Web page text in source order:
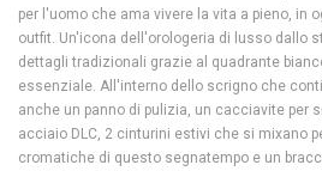
per l'uomo che ama vivere la vita a pieno, in
outfit. Un'icona dell'orologeria di lusso dallo
dettagli tradizionali grazie al quadrante
essenziale. All'interno dello scrigno che
anche un panno di pulizia, un cacciavite per
acciaio DLC, 2 cinturini estivi che si mixano
cromatiche di questo segnatempo e un